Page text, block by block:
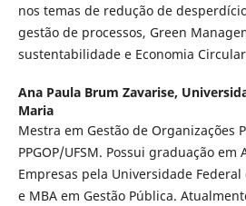
nos temas de redução de
gestão de processos, Green
sustentabilidade e Economia
Ana Paula Brum Zavarise,
Maria
Mestra em Gestão de Organizações
PPGOP/UFSM. Possui graduação
Empresas pela Universidade Federal
e MBA em Gestão Pública.